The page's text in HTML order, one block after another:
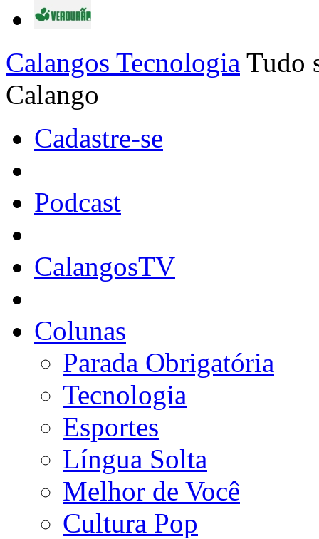
Calangos Tecnologia Tudo
Calango
Cadastre-se
Podcast
CalangosTV
Colunas
Parada Obrigatória
Tecnologia
Esportes
Língua Solta
Melhor de Você
Cultura Pop